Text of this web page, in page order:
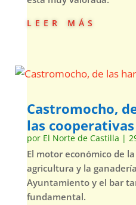
leer más
Castromocho,
las cooperativas
por El Norte de Castilla |
El motor económico de
agricultura y la
Ayuntamiento y el bar
fundamental.